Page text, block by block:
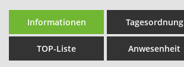
Informationen Tagesordnung
TOP-Liste Anwesenheit